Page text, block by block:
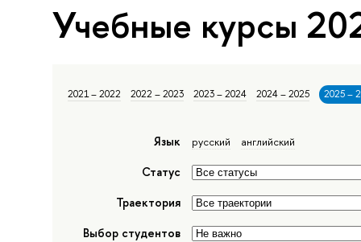
Учебные курсы
2021 – 2022 2022 – 2023 2023 – 2024 2024 – 2025 2025 –
Язык русский английский
Статус
Траектория
Выбор студентов